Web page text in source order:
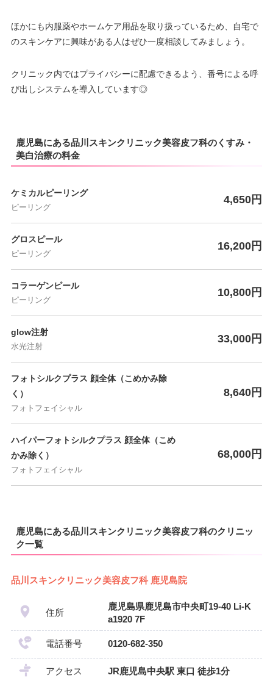
ほかにも内服薬やホームケア用品を取り扱っているため、自宅で
のスキンケアに興味がある人はぜひ一度相談してみましょう。
クリニック内ではプライバシーに配慮できるよう、番号による呼
び出しシステムを導入しています◎
鹿児島にある品川スキンクリニック美容皮フ科のくすみ・
美白治療の料金
ケミカルピーリング
ピーリング
4,650円
グロスピール
ピーリング
16,200円
コラーゲンピール
ピーリング
10,800円
glow注射
水光注射
33,000円
フォトシルクプラス 顔全体（こめかみ除
く）
フォトフェイシャル
8,640円
ハイパーフォトシルクプラス 顔全体（こめ
かみ除く）
フォトフェイシャル
68,000円
鹿児島にある品川スキンクリニック美容皮フ科のクリニッ
ク一覧
品川スキンクリニック美容皮フ科 鹿児島院
住所
鹿児島県鹿児島市中央町19-40 Li-K
a1920 7F
電話番号 0120-682-350
アクセス JR鹿児島中央駅 東口 徒歩1分